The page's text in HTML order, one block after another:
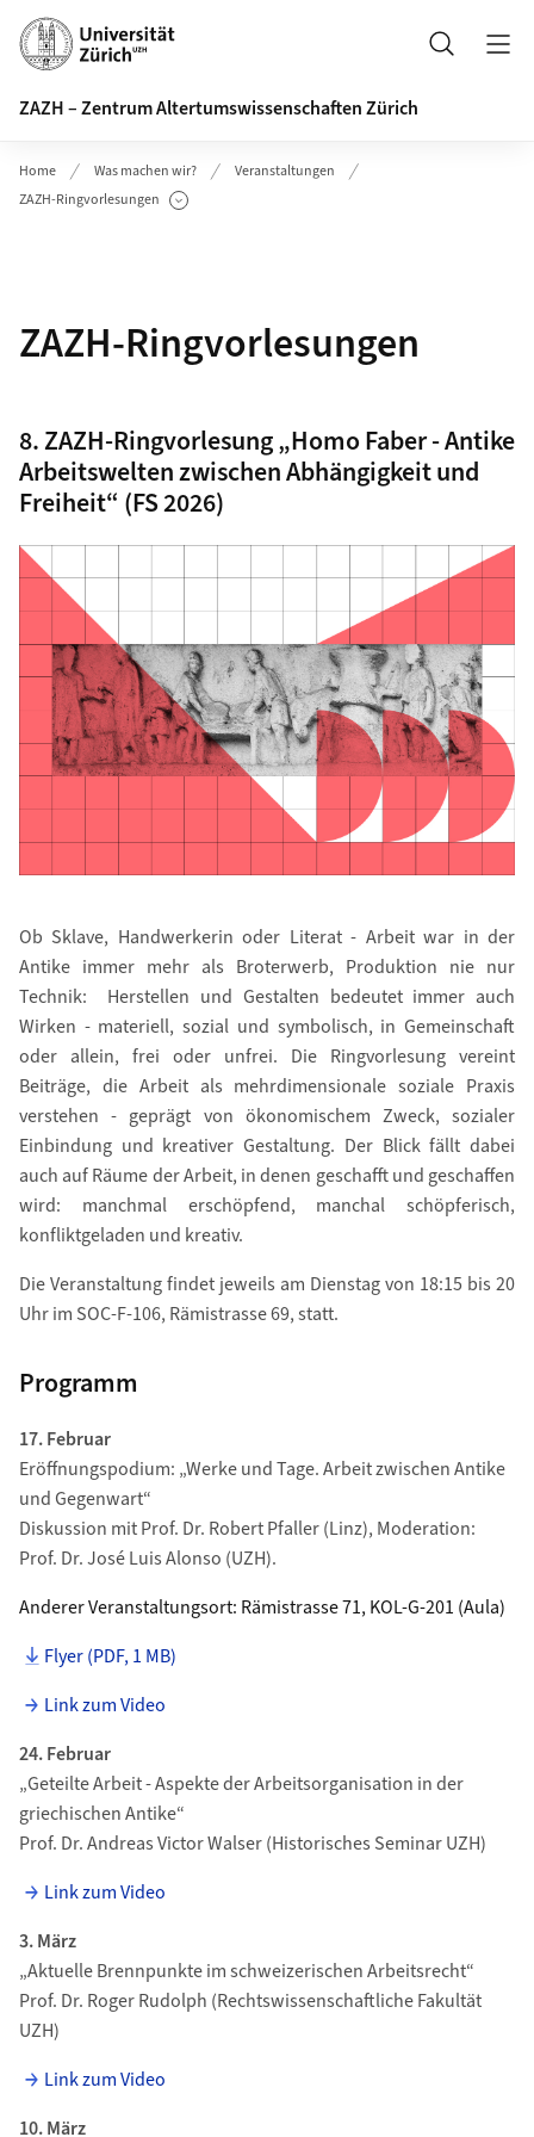
Header
Suche
ZAZH – Zentrum Altertumswissenschaften Zürich
Home Was machen wir?
Veranstaltungen
ZAZH-Ringvorlesungen
Unterseiten anzeigen
ZAZH-Ringvorlesungen
8. ZAZH-Ringvorlesung „Homo Faber - Antike
Arbeitswelten zwischen Abhängigkeit und
Freiheit“ (FS 2026)
Ob Sklave, Handwerkerin oder Literat - Arbeit war in der
Antike immer mehr als Broterwerb, Produktion nie nur
Technik: Herstellen und Gestalten bedeutet immer auch
Wirken - materiell, sozial und symbolisch, in Gemeinschaft
oder allein, frei oder unfrei. Die Ringvorlesung vereint
Beiträge, die Arbeit als mehrdimensionale soziale Praxis
verstehen - geprägt von ökonomischem Zweck, sozialer
Einbindung und kreativer Gestaltung. Der Blick fällt dabei
auch auf Räume der Arbeit, in denen geschafft und geschaffen
wird: manchmal erschöpfend, manchal schöpferisch,
konfliktgeladen und kreativ.
Die Veranstaltung findet jeweils am Dienstag von 18:15 bis 20
Uhr im SOC-F-106, Rämistrasse 69, statt.
Programm
17. Februar
Eröffnungspodium: „Werke und Tage. Arbeit zwischen Antike
und Gegenwart“
Diskussion mit Prof. Dr. Robert Pfaller (Linz), Moderation:
Prof. Dr. José Luis Alonso (UZH).
Anderer Veranstaltungsort: Rämistrasse 71, KOL-G-201 (Aula)
Flyer (PDF, 1 MB)
Link zum Video
24. Februar
„Geteilte Arbeit - Aspekte der Arbeitsorganisation in der
griechischen Antike“
Prof. Dr. Andreas Victor Walser(Historisches Seminar UZH)
Link zum Video
3. März
„Aktuelle Brennpunkte im schweizerischen Arbeitsrecht“
Prof. Dr. Roger Rudolph (Rechtswissenschaftliche Fakultät
UZH)
Link zum Video
10. März